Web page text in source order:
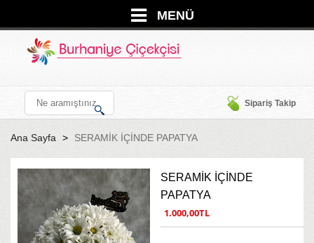
MENÜ
Sipariş Takip
Ana Sayfa SERAMİK İÇİNDE PAPATYA
SERAMİK İÇİNDE
PAPATYA
1.000,00TL